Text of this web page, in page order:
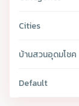
Cities
บ้านสวนอุดมโชค
Default